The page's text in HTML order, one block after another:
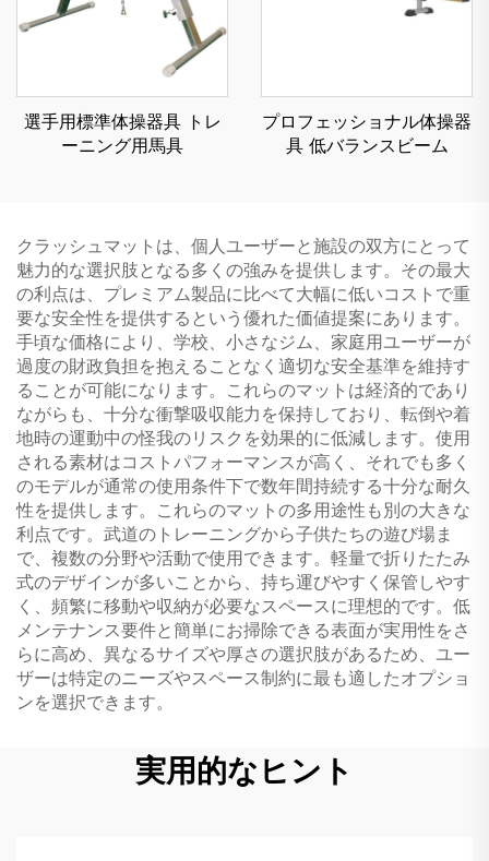
選手用標準体操器具 トレ
ーニング用馬具
プロフェッショナル体操器
具 低バランスビーム
クラッシュマットは、個人ユーザーと施設の双方にとって
魅力的な選択肢となる多くの強みを提供します。その最大
の利点は、プレミアム製品に比べて大幅に低いコストで重
要な安全性を提供するという優れた価値提案にあります。
手頃な価格により、学校、小さなジム、家庭用ユーザーが
過度の財政負担を抱えることなく適切な安全基準を維持す
ることが可能になります。これらのマットは経済的であり
ながらも、十分な衝撃吸収能力を保持しており、転倒や着
地時の運動中の怪我のリスクを効果的に低減します。使用
される素材はコストパフォーマンスが高く、それでも多く
のモデルが通常の使用条件下で数年間持続する十分な耐久
性を提供します。これらのマットの多用途性も別の大きな
利点です。武道のトレーニングから子供たちの遊び場ま
で、複数の分野や活動で使用できます。軽量で折りたたみ
式のデザインが多いことから、持ち運びやすく保管しやす
く、頻繁に移動や収納が必要なスペースに理想的です。低
メンテナンス要件と簡単にお掃除できる表面が実用性をさ
らに高め、異なるサイズや厚さの選択肢があるため、ユー
ザーは特定のニーズやスペース制約に最も適したオプショ
ンを選択できます。
実用的なヒント